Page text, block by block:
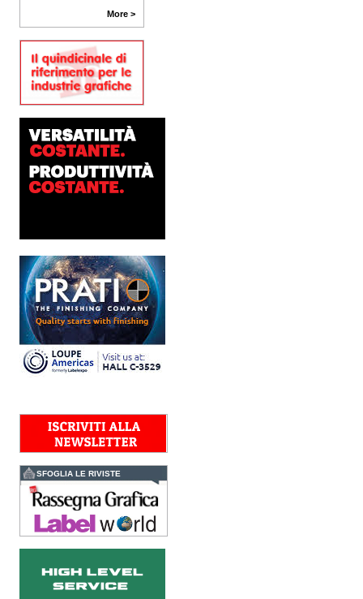
package printing alle
Platinum Technologies
presenta SIGNATURE
approfondita delle reali
esigenze produttive del
mercato, Platinum
Technologies, centro
europeo di ricerca e...
integrare nel proprio
AccurioJet 30000 di Konica
Minolta, il sistema inkjet UV
LED B2+ progettato per...
Polyedra diventa un
marchio europeo: nasce
Polyedra Distribution
Group
Le società di distribuzione di
Torraspapel adottano il
Spagna, Francia e...
Kolor+Service e T&K
Grafiche
L’intesa porta nel Gruppo
una gamma completa di
soluzioni per la misurazione
e il controllo del colore e
della qualità di stampa - e
l’esperienza di...
Assemblea Acimga:
investimenti, occupazione
e ripresa degli ordini
More >
SFOGLIA LE RIVISTE